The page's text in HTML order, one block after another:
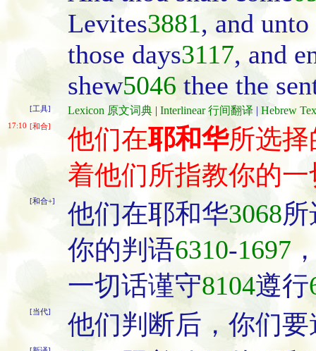
Levites3881, and
those days3117, and
shew5046 thee the
[工具] Lexicon 原文词典 | Interlinear 行间翻译 | Hebrew
17:10 [和合] 他们在耶和华所选
着他们所指教你的
[和合+] 他们在耶和华3068
你的判语6310-1697
一切话谨守8104遵行
[当代] 他们判断后，你们